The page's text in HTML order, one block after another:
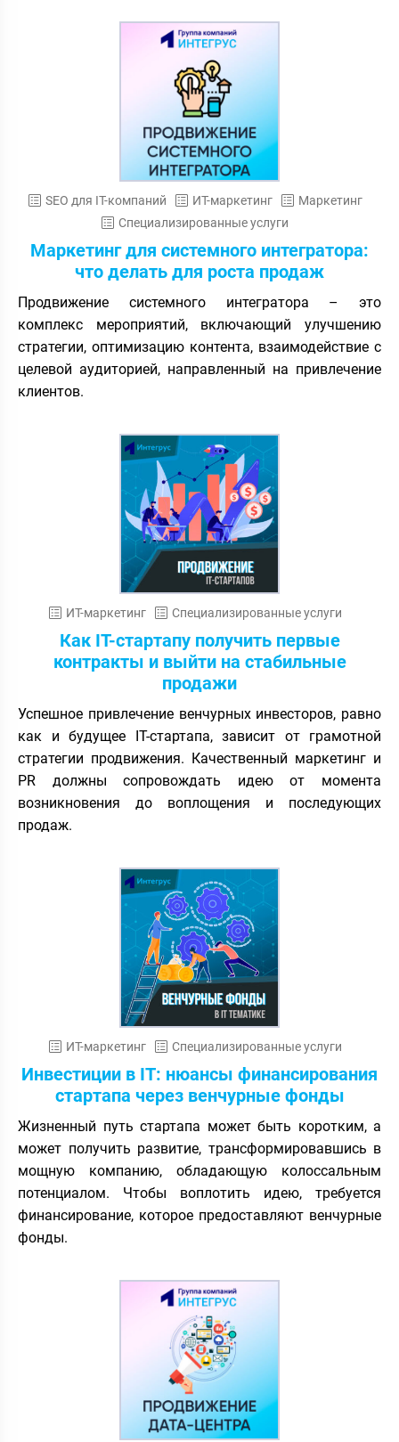
SEO для IT-компаний ИТ-маркетинг
Маркетинг
Специализированные услуги
Маркетинг для системного интегратора:
что делать для роста продаж
Продвижение системного интегратора – это
комплекс мероприятий, включающий улучшению
стратегии, оптимизацию контента, взаимодействие с
целевой аудиторией, направленный на привлечение
клиентов.
ИТ-маркетинг Специализированные услуги
Как IT-стартапу получить первые
контракты и выйти на стабильные
продажи
Успешное привлечение венчурных инвесторов, равно
как и будущее IT-стартапа, зависит от грамотной
стратегии продвижения. Качественный маркетинг и
PR должны сопровождать идею от момента
возникновения до воплощения и последующих
продаж.
ИТ-маркетинг Специализированные услуги
Инвестиции в IT: нюансы финансирования
стартапа через венчурные фонды
Жизненный путь стартапа может быть коротким, а
может получить развитие, трансформировавшись в
мощную компанию, обладающую колоссальным
потенциалом. Чтобы воплотить идею, требуется
финансирование, которое предоставляют венчурные
фонды.